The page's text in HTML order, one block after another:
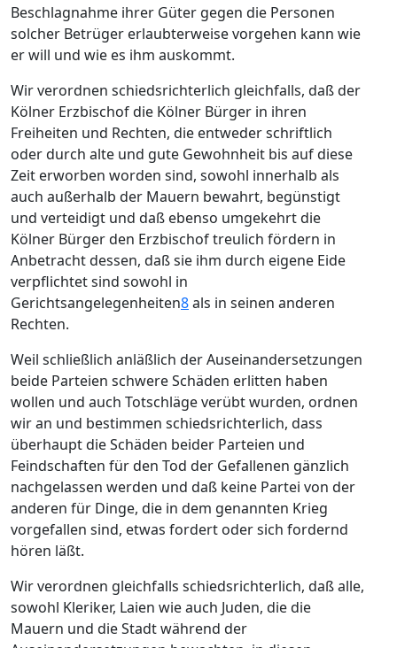
Beschlagnahme ihrer Güter gegen die Personen
solcher Betrüger erlaubterweise vorgehen kann wie
er will und wie es ihm auskommt.
Wir verordnen schiedsrichterlich gleichfalls, daß der
Kölner Erzbischof die Kölner Bürger in ihren
Freiheiten und Rechten, die entweder schriftlich
oder durch alte und gute Gewohnheit bis auf diese
Zeit erworben worden sind, sowohl innerhalb als
auch außerhalb der Mauern bewahrt, begünstigt
und verteidigt und daß ebenso umgekehrt die
Kölner Bürger den Erzbischof treulich fördern in
Anbetracht dessen, daß sie ihm durch eigene Eide
verpflichtet sind sowohl in
Gerichtsangelegenheiten8als in seinen anderen
Rechten.
Weil schließlich anläßlich der Auseinandersetzungen
beide Parteien schwere Schäden erlitten haben
wollen und auch Totschläge verübt wurden, ordnen
wir an und bestimmen schiedsrichterlich, dass
überhaupt die Schäden beider Parteien und
Feindschaften für den Tod der Gefallenen gänzlich
nachgelassen werden und daß keine Partei von der
anderen für Dinge, die in dem genannten Krieg
vorgefallen sind, etwas fordert oder sich fordernd
hören läßt.
Wir verordnen gleichfalls schiedsrichterlich, daß alle,
sowohl Kleriker, Laien wie auch Juden, die die
Mauern und die Stadt während der